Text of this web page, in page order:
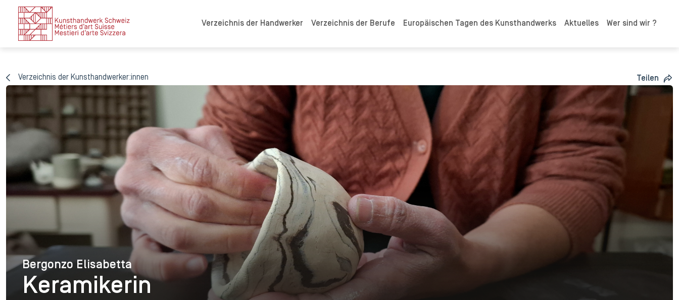
Verzeichnis der Handwerker Verzeichnis der Berufe Europäischen Tagen des Kunsthandwerks Aktuelles Wer sind wir ?
Verzeichnis der Kunsthandwerker:innen Teilen
Bergonzo Elisabetta
Bergonzo Elisabetta
Keramikerin